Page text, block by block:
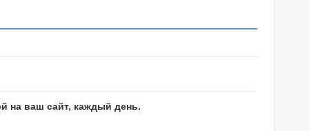
на ваш сайт, каждый день.